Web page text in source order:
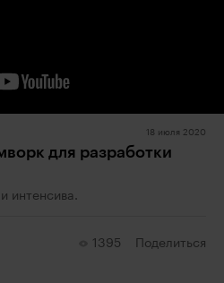
18 июля 2020
для разработки
интенсива.
1395 Поделиться